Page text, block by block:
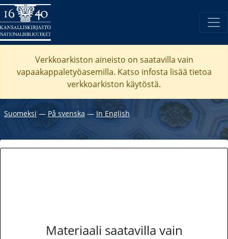
Verkkoarkiston aineisto on saatavilla vain
vapaakappaletyöasemilla. Katso infosta lisää tietoa
verkkoarkiston käytöstä.
Suomeksi ― På svenska ― In English
Materiaali saatavilla vain